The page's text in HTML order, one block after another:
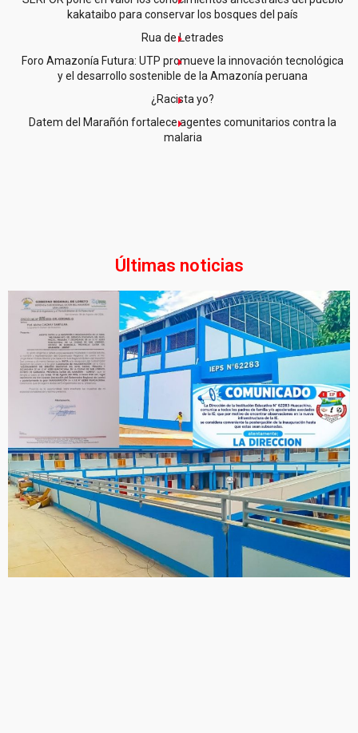
kakataibo para conservar los bosques del país
Rua de Letrades
Foro Amazonía Futura: UTP promueve la innovación tecnológica
y el desarrollo sostenible de la Amazonía peruana
¿Racista yo?
Datem del Marañón fortalece agentes comunitarios contra la
malaria
Últimas noticias